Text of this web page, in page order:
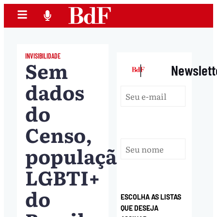
INVISIBILIDADE
Sem
dados
do
Censo,
população
LGBTI+
do
|
ESCOLHA AS LISTAS
QUE DESEJA